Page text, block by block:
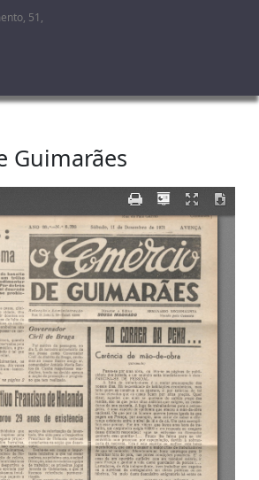
principal
51,
Guimarães